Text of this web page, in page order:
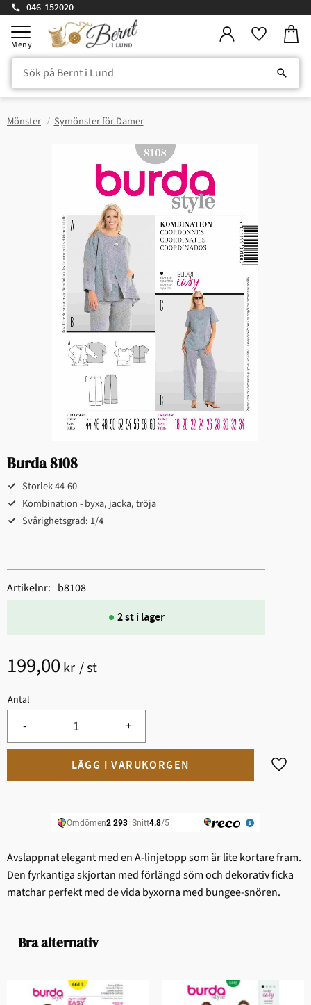
Meny
046-152020
Mönster Symönster för Damer
Burda 8108
Storlek 44-60
Kombination - byxa, jacka, tröja
Svårighetsgrad: 1/4
199,00 kr /st
Antal
+
-
Lägg
2 st i lager
Artikelnr b8108
Avslappnat elegant med en A-linjetopp som är lite kortare fram.
Den fyrkantiga skjortan med förlängd söm och dekorativ ficka
matchar perfekt med de vida byxorna med bungee-snören.
Bra alternativ